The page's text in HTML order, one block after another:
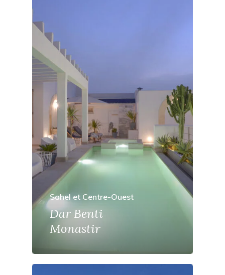
Sahel et Centre-Ouest
Dar Benti
Monastir